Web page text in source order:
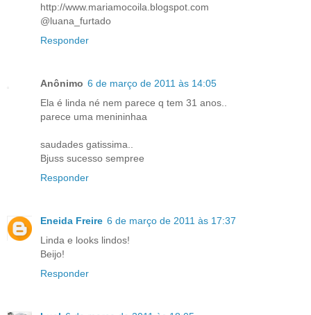
http://www.mariamocoila.blogspot.com
@luana_furtado
Responder
Anônimo 6 de março de 2011 às 14:05
Ela é linda né nem parece q tem 31 anos..
parece uma menininhaa
saudades gatissima..
Bjuss sucesso sempree
Responder
Eneida Freire 6 de março de 2011 às 17:37
Linda e looks lindos!
Beijo!
Responder